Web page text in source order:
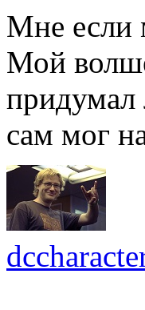
Мне если
Мой
придумал
сам мог